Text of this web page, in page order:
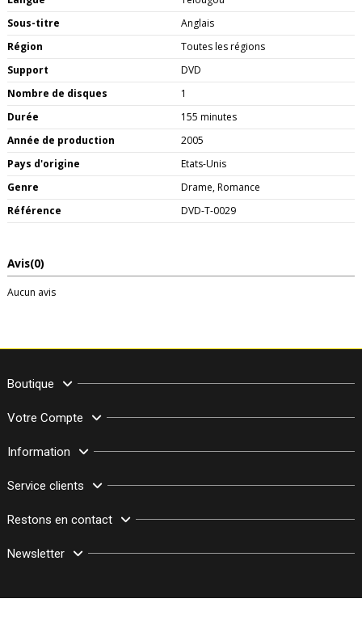
Sous-titre
Anglais
Région
Toutes les régions
Support
DVD
Nombre de disques
1
Durée
155 minutes
Année de production
2005
Pays d'origine
Etats-Unis
Genre
Drame, Romance
Référence
DVD-T-0029
Avis(0)
Aucun avis
Boutique
Votre Compte
Information
Service clients
Restons en contact
Newsletter